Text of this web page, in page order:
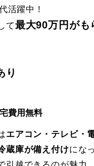
活躍中！
て最大90万円がも
り
費用無料
エアコン・テレビ・
蔵庫が備え付けにな